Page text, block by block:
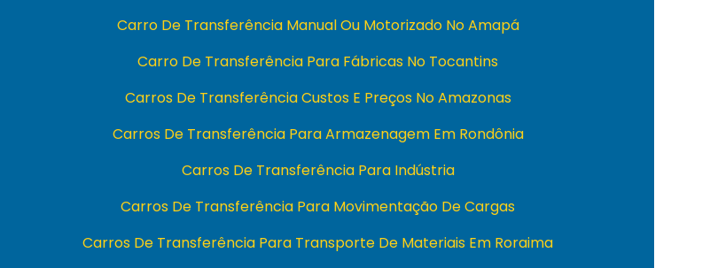
Carro De Transferência Manual Ou Motorizado No Amapá
Carro De Transferência Para Fábricas No Tocantins
Carros De Transferência Custos E Preços No Amazonas
Carros De Transferência Para Armazenagem Em Rondônia
Carros De Transferência Para Indústria
Carros De Transferência Para Movimentação De Cargas
Carros De Transferência Para Transporte De Materiais Em Roraima